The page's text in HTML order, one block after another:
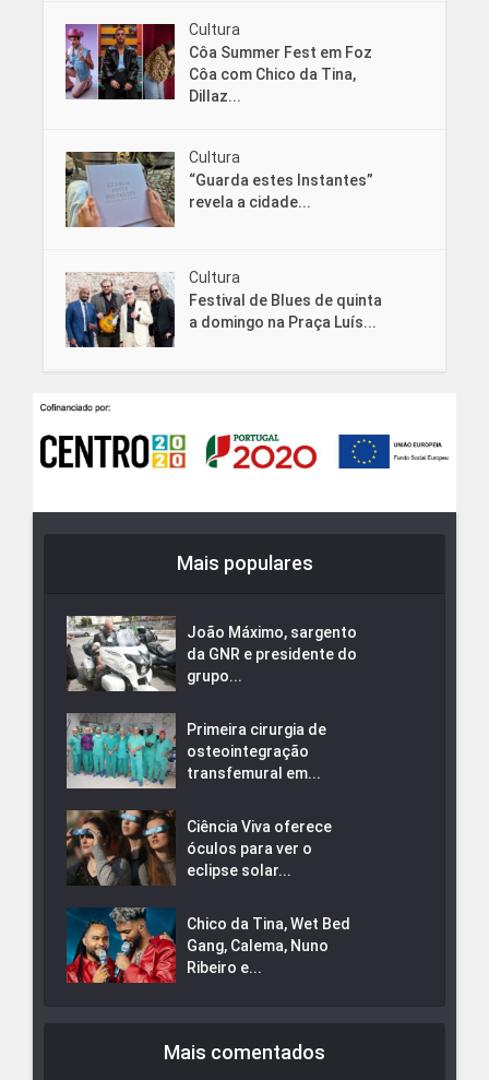
Cultura
Côa Summer Fest em Foz
Côa com Chico da Tina,
Dillaz...
Cultura
“Guarda estes Instantes”
revela a cidade...
Cultura
Festival de Blues de quinta
a domingo na Praça Luís...
Mais populares
João Máximo, sargento
da GNR e presidente do
grupo...
Primeira cirurgia de
osteointegração
transfemural em...
Ciência Viva oferece
óculos para ver o
eclipse solar...
Chico da Tina, Wet Bed
Gang, Calema, Nuno
Ribeiro e...
Mais comentados